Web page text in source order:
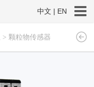
中文 | EN
> 颗粒物传感器